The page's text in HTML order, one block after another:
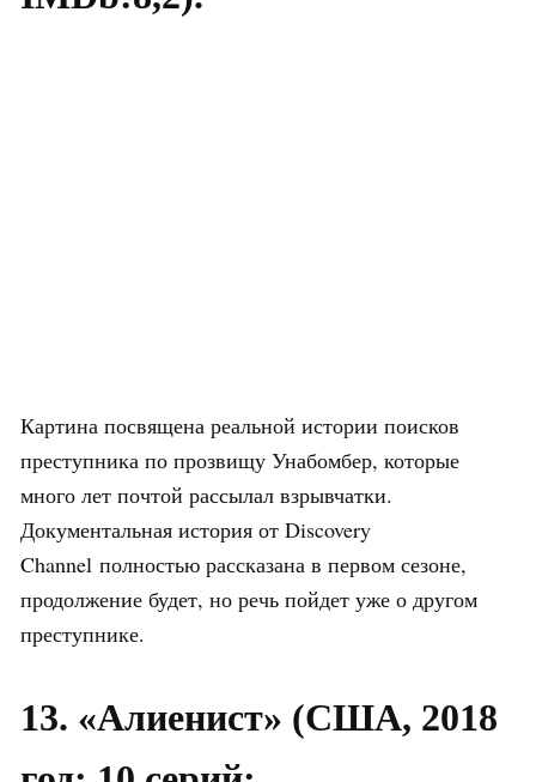
Картина посвящена реальной истории поисков
преступника по прозвищу Унабомбер, которые
много лет почтой рассылал взрывчатки.
Документальная история от Discovery
Channel полностью рассказана в первом сезоне,
продолжение будет, но речь пойдет уже о другом
преступнике.
13. «Алиенист» (США, 2018